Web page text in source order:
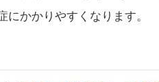
にかかりやすくなります。